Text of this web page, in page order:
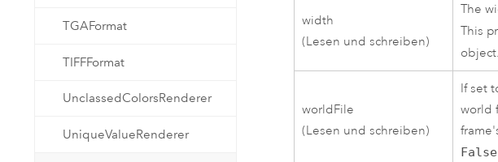
TGAFormat
TIFFFormat
UnclassedColorsRenderer
UniqueValueRenderer
width
(Lesen und schreiben)
The
This
worldFile
(Lesen und schreiben)
If set
world
False